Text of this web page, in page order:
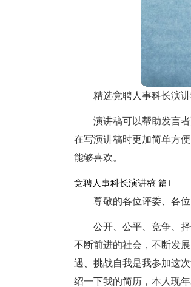
精选竞聘人事科长演
演讲稿可以帮助发言
在写演讲稿时更加简单方
能够喜欢。
竞聘人事科长演讲稿 篇1
尊敬的各位评委、各位
公开、公平、竞争、
不断前进的社会，不断发
遇、挑战自我是我参加这
绍一下我的简历，本人现